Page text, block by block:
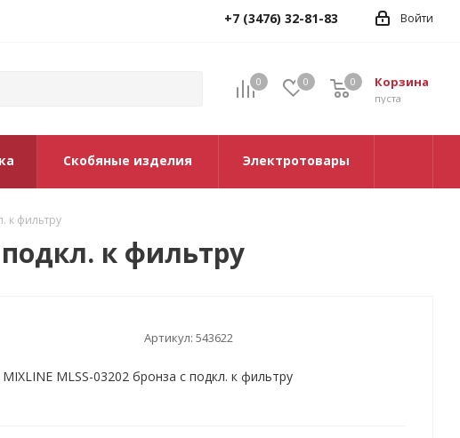
Войти
+7 (3476) 32-81-83
0 0 Корзина
0
пуста
0
Скобяные изделия Электротовары
к фильтру
подкл. к фильтру
Артикул: 543622
MLSS-03202 бронза с подкл. к фильтру